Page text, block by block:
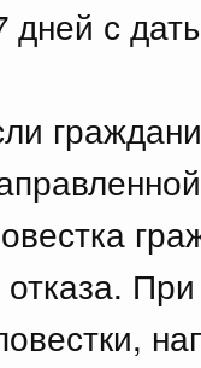
дней с
отказа.